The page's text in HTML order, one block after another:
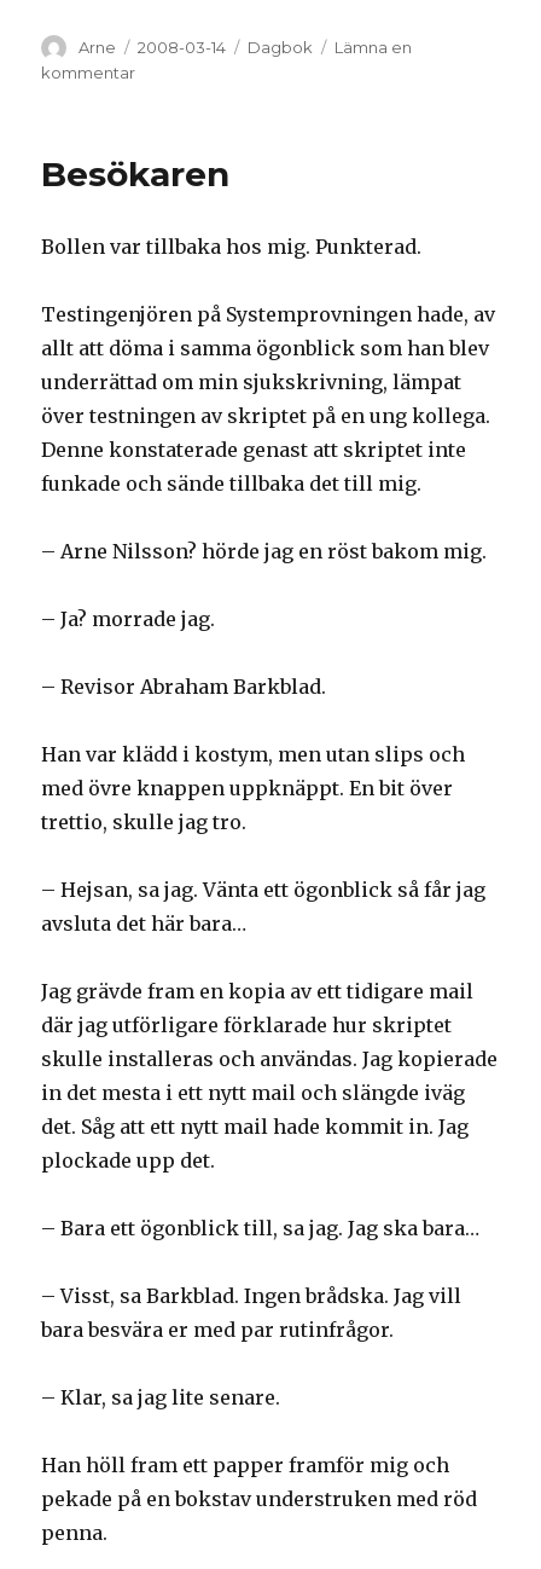
Författare
Arne Postat
2008-03-14 Kategorier
Dagbok
Lämna en
kommentar
Besökaren
Bollen var tillbaka hos mig. Punkterad.
Testingenjören på Systemprovningen hade, av
allt att döma i samma ögonblick som han blev
underrättad om min sjukskrivning, lämpat
över testningen av skriptet på en ung kollega.
Denne konstaterade genast att skriptet inte
funkade och sände tillbaka det till mig.
– Arne Nilsson? hörde jag en röst bakom mig.
– Ja? morrade jag.
– Revisor Abraham Barkblad.
Han var klädd i kostym, men utan slips och
med övre knappen uppknäppt. En bit över
trettio, skulle jag tro.
– Hejsan, sa jag. Vänta ett ögonblick så får jag
avsluta det här bara…
Jag grävde fram en kopia av ett tidigare mail
där jag utförligare förklarade hur skriptet
skulle installeras och användas. Jag kopierade
in det mesta i ett nytt mail och slängde iväg
det. Såg att ett nytt mail hade kommit in. Jag
plockade upp det.
– Bara ett ögonblick till, sa jag. Jag ska bara…
– Visst, sa Barkblad. Ingen brådska. Jag vill
bara besvära er med par rutinfrågor.
– Klar, sa jag lite senare.
Han höll fram ett papper framför mig och
pekade på en bokstav understruken med röd
penna.